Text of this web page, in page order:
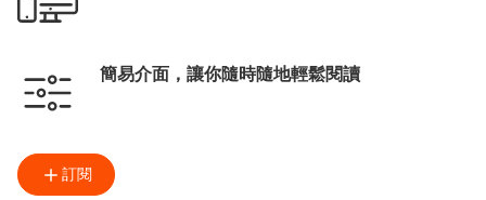
簡易介面，讓你隨時隨地輕鬆閱讀
訂閱